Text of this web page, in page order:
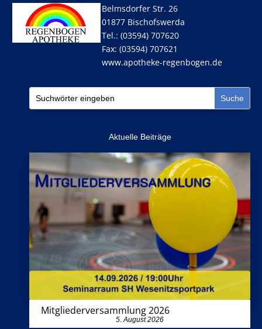
Belmsdorfer Str. 26
01877 Bischofswerda
Tel.: (03594) 707620
Fax: (03594) 707621
www.apotheke-regenbogen.de
Aktuelle Beiträge
Mitgliederversammlung 2026
5. August 2026